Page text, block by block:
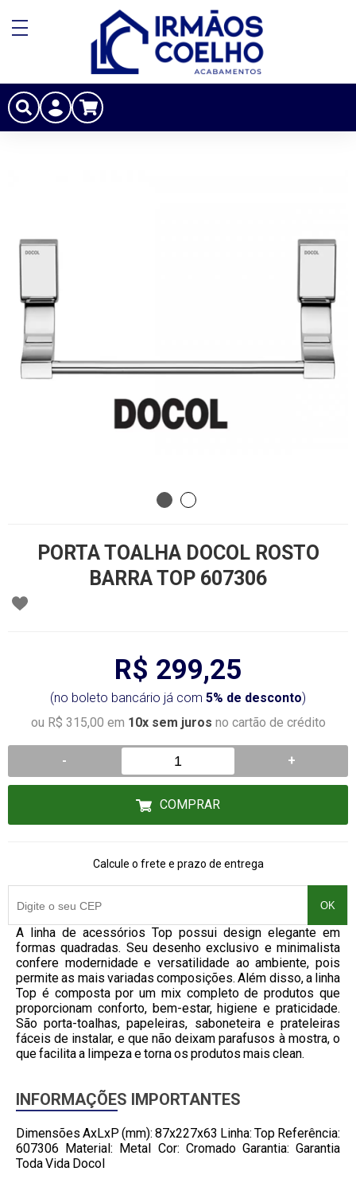
PORTA TOALHA DOCOL ROSTO
BARRA TOP 607306
R$ 299,25
(no boleto bancário já com 5% de desconto)
ou R$ 315,00 em 10x sem juros no cartão de crédito
- +
COMPRAR
Calcule o frete e prazo de entrega
OK
A linha de acessórios Top possui design elegante em
formas quadradas. Seu desenho exclusivo e minimalista
confere modernidade e versatilidade ao ambiente, pois
permite as mais variadas composições. Além disso, a linha
Top é composta por um mix completo de produtos que
proporcionam conforto, bem-estar, higiene e praticidade.
São porta-toalhas, papeleiras, saboneteira e prateleiras
fáceis de instalar, e que não deixam parafusos à mostra, o
que facilita a limpeza e torna os produtos mais clean.
INFORMAÇÕES IMPORTANTES
Dimensões AxLxP (mm): 87x227x63 Linha: Top Referência:
607306 Material: Metal Cor: Cromado Garantia: Garantia
Toda Vida Docol